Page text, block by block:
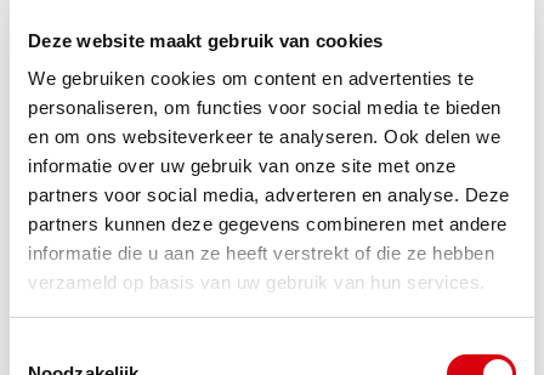
Deze website maakt gebruik van cookies
We gebruiken cookies om content en advertenties te
personaliseren, om functies voor social media te bieden
en om ons websiteverkeer te analyseren. Ook delen we
informatie over uw gebruik van onze site met onze
partners voor social media, adverteren en analyse. Deze
partners kunnen deze gegevens combineren met andere
informatie die u aan ze heeft verstrekt of die ze hebben
verzameld op basis van uw gebruik van hun services.
de verkoop.
Kan je als pachter stappen nemen?
Kort en krachtig: Ja. Word je als pachter
geconfronteerd met verkoop? Dan zijn er zeker
stappen mogelijk. Aangezien de jurisprudentie laat
zien dat er nog veel onduidelijkheid is bij
particuliere pachters en (verkoop van) versnipperd
grond, is het altijd raadzaam om stappen tegen de